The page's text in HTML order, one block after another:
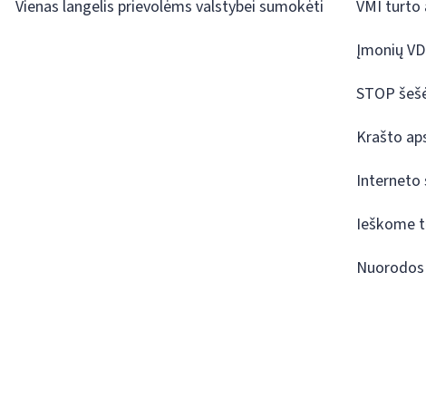
Vienas langelis prievolėms valstybei sumokėti
VMI turto
Įmonių
STOP
Krašto
Interneto
Ieškome
Nuorodos